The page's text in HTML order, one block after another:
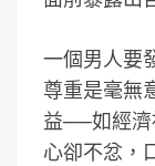
一個男人要
尊重是毫無
益──如經濟
心卻不忿，